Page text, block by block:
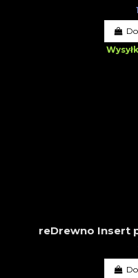
reDrewno Insert